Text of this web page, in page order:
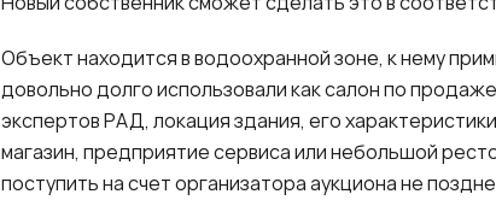
Объект находится в водоохранной зоне, к нему
довольно долго использовали как салон по
экспертов РАД, локация здания, его
магазин, предприятие сервиса или небольшой
поступить на счет организатора аукциона не